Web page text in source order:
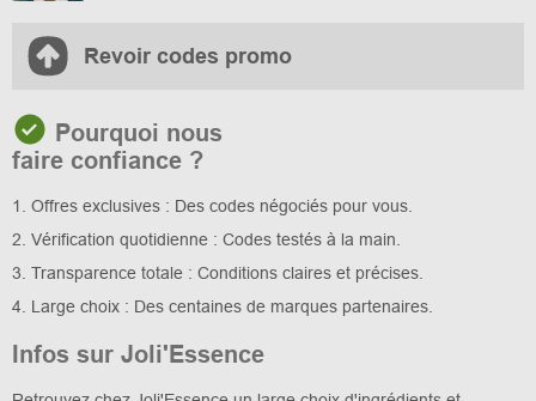
Revoir codes promo
Pourquoi nous
faire confiance ?
1. Offres exclusives : Des codes négociés pour vous.
2. Vérification quotidienne : Codes testés à la main.
3. Transparence totale : Conditions claires et précises.
4. Large choix : Des centaines de marques partenaires.
Infos sur Joli'Essence